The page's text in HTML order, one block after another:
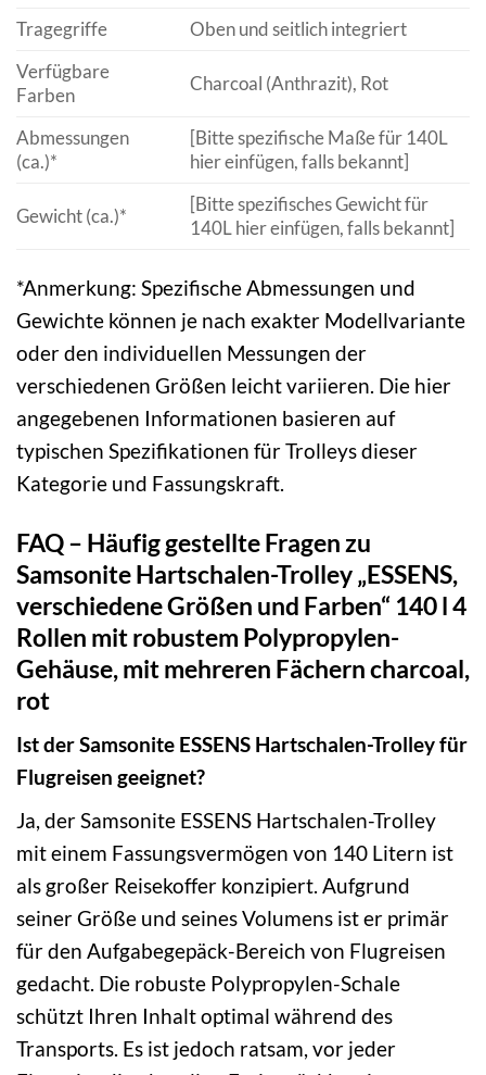
Tragegriffe
Oben und seitlich integriert
Verfügbare
Farben
Charcoal (Anthrazit), Rot
Abmessungen
(ca.)*
[Bitte spezifische Maße für 140L
hier einfügen, falls bekannt]
Gewicht (ca.)*
[Bitte spezifisches Gewicht für
140L hier einfügen, falls bekannt]
*Anmerkung: Spezifische Abmessungen und
Gewichte können je nach exakter Modellvariante
oder den individuellen Messungen der
verschiedenen Größen leicht variieren. Die hier
angegebenen Informationen basieren auf
typischen Spezifikationen für Trolleys dieser
Kategorie und Fassungskraft.
FAQ – Häufig gestellte Fragen zu
Samsonite Hartschalen-Trolley „ESSENS,
verschiedene Größen und Farben“ 140 l 4
Rollen mit robustem Polypropylen-
Gehäuse, mit mehreren Fächern charcoal,
rot
Ist der Samsonite ESSENS Hartschalen-Trolley für
Flugreisen geeignet?
Ja, der Samsonite ESSENS Hartschalen-Trolley
mit einem Fassungsvermögen von 140 Litern ist
als großer Reisekoffer konzipiert. Aufgrund
seiner Größe und seines Volumens ist er primär
für den Aufgabegepäck-Bereich von Flugreisen
gedacht. Die robuste Polypropylen-Schale
schützt Ihren Inhalt optimal während des
Transports. Es ist jedoch ratsam, vor jeder